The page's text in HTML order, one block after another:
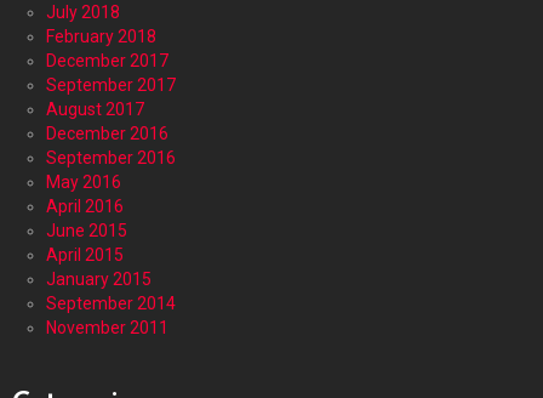
July 2018
February 2018
December 2017
September 2017
August 2017
December 2016
September 2016
May 2016
April 2016
June 2015
April 2015
January 2015
September 2014
November 2011